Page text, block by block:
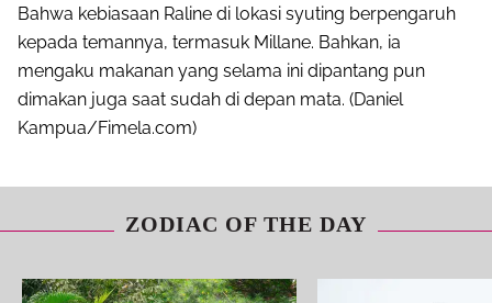
Bahwa kebiasaan Raline di lokasi syuting berpengaruh
kepada temannya, termasuk Millane. Bahkan, ia
mengaku makanan yang selama ini dipantang pun
dimakan juga saat sudah di depan mata. (Daniel
Kampua/Fimela.com)
ZODIAC OF THE DAY